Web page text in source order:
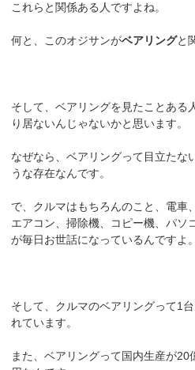
これらと関係ある人ですよね。
何と、このオジサンがベアリングと
そして、ベアリングを見たことある
り居ないんじゃないかと思います。
なぜなら、ベアリングって目立たな
うな存在なんです。
で、クルマはもちろんのこと、電車
エアコン、掃除機、コピー機、パソ
が毎日お世話になっているんですよ。
そして、クルマのベアリングって1
れています。
また、ベアリングって国内生産が